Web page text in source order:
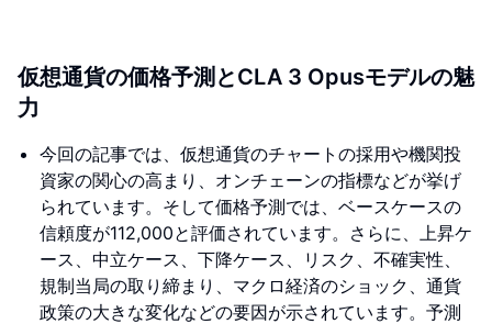
仮想通貨の価格予測とCLA 3 Opusモデルの魅
力
今回の記事では、仮想通貨のチャートの採用や機関投
資家の関心の高まり、オンチェーンの指標などが挙げ
られています。そして価格予測では、ベースケースの
信頼度が112,000と評価されています。さらに、上昇ケ
ース、中立ケース、下降ケース、リスク、不確実性、
規制当局の取り締まり、マクロ経済のショック、通貨
政策の大きな変化などの要因が示されています。予測